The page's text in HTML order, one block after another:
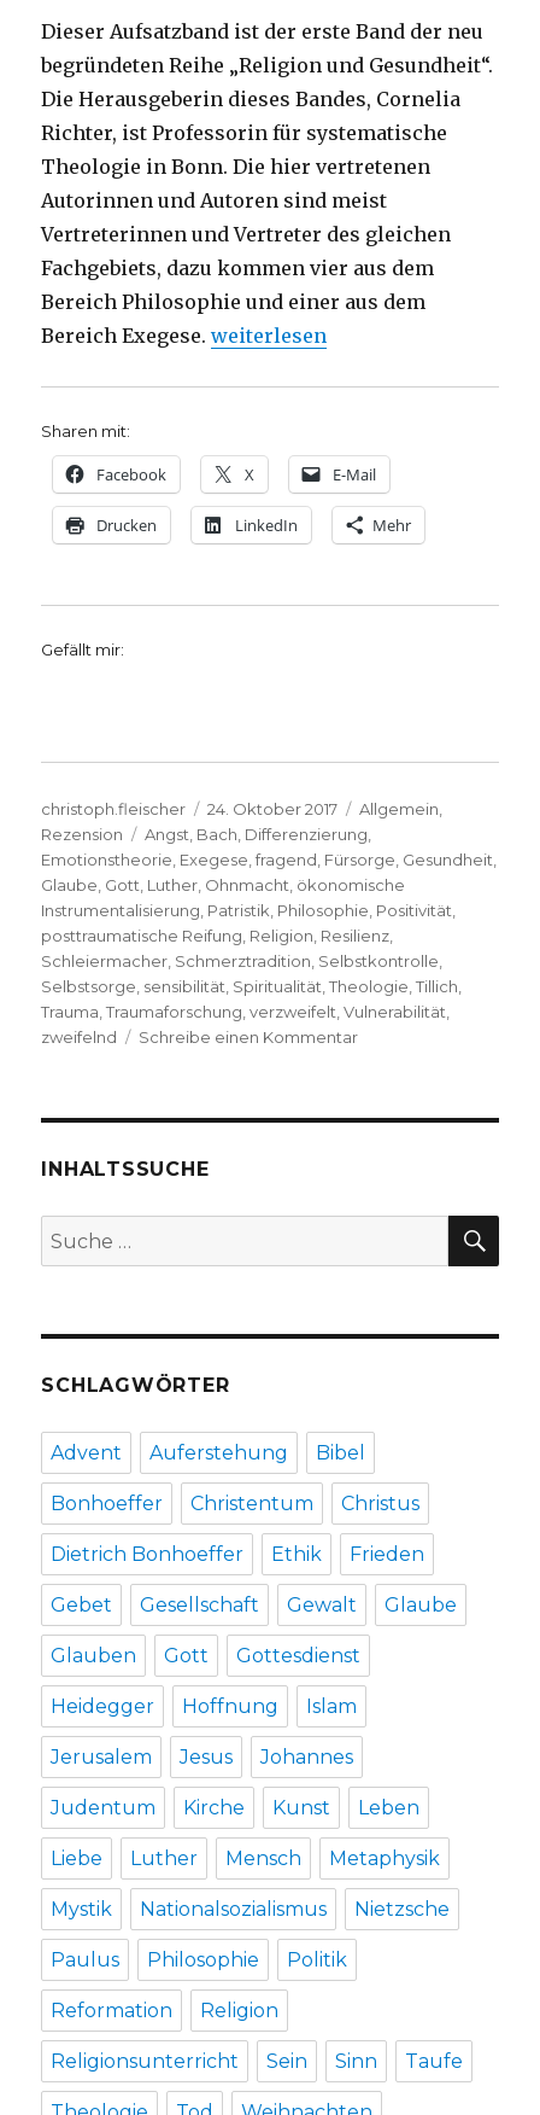
Dieser Aufsatzband ist der erste Band der neu
begründeten Reihe „Religion und Gesundheit“.
Die Herausgeberin dieses Bandes, Cornelia
Richter, ist Professorin für systematische
Theologie in Bonn. Die hier vertretenen
Autorinnen und Autoren sind meist
Vertreterinnen und Vertreter des gleichen
Fachgebiets, dazu kommen vier aus dem
Bereich Philosophie und einer aus dem
Bereich Exegese.„Resilienz in der Theologie?
weiterlesen
Sharen mit:
Facebook X E-Mail
Drucken LinkedIn Mehr
Gefällt mir:
Autor
christoph.fleischer
Veröffentlicht
am
24. Oktober 2017 Kategorien
Allgemein
Rezension
Schlagwörter
Angst Bach Differenzierung
Emotionstheorie Exegese ,fragend Fürsorge Gesundheit
Glaube Gott Luther Ohnmacht ökonomische
Instrumentalisierung Patristik Philosophie Positivität
posttraumatische Reifung Religion Resilienz
Schleiermacher Schmerztradition Selbstkontrolle
Selbstsorge sensibilität Spiritualität ,Theologie ,Tillich
Trauma ,Traumaforschung ,verzweifelt ,Vulnerabilität
zweifelnd
Schreibe einen Kommentarzu
Fleischer
INHALTSSUCHE
Suche
nach:
SCHLAGWÖRTER
Advent Auferstehung Bibel
Bonhoeffer Christentum Christus
Dietrich Bonhoeffer Ethik Frieden
Gebet Gesellschaft Gewalt Glaube
Glauben Gott Gottesdienst
Heidegger Hoffnung Islam
Jerusalem Jesus Johannes
Judentum Kirche Kunst Leben
Liebe Luther Mensch Metaphysik
Mystik Nationalsozialismus Nietzsche
Paulus Philosophie Politik
Reformation Religion
Religionsunterricht Sein Sinn Taufe